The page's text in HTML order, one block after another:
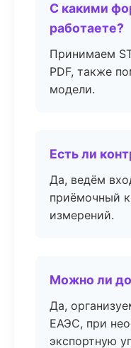
С какими
работаете?
Принимаем
PDF, также
модели.
Есть ли
Да, ведём
приёмочный
измерений.
Можно ли
Да,
ЕАЭС, при
экспортную